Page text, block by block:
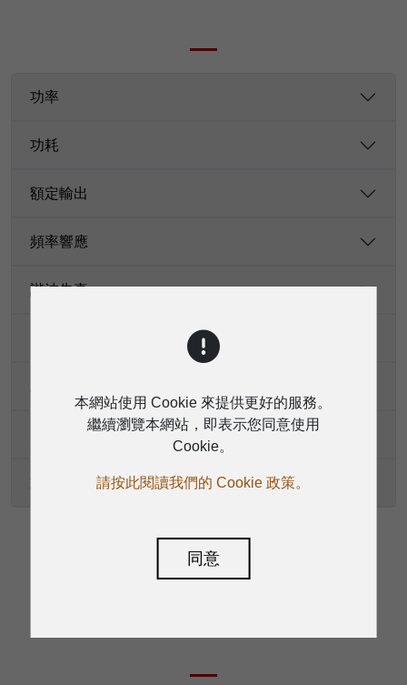
功率
功耗
額定輸出
頻率響應
諧波失真
尺寸（寬 * 高 * 深）
本網站使用 Cookie 來提供更好的服務。
繼續瀏覽本網站，即表示您同意使用
Cookie。
請按此閱讀我們的 Cookie 政策。
同意